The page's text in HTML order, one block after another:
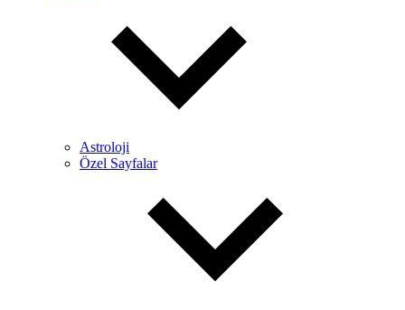
Astroloji
Özel Sayfalar